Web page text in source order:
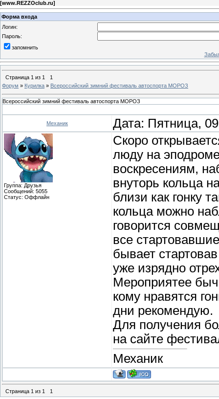
[www.REZZOclub.ru]
Форма входа
Логин:
Пароль:
запомнить
Страница 1 из 1
1
Форум » Курилка » Всероссийский зимний фестиваль автоспорта МОРОЗ
Всероссийский зимний фестиваль автоспорта МОРОЗ
Механик Дата: Пятница,
Группа: Друзья
Сообщений: 5055
Статус: Оффлайн
Скоро
люду на
воскресениям,
внуторь кольца
близи как гонку
кольца можно
говорится
все
бывает
уже изрядно
Мероприятее
кому нравятся
дни рекомендую.
Для получения
на сайте
Механик
Страница 1 из 1 1